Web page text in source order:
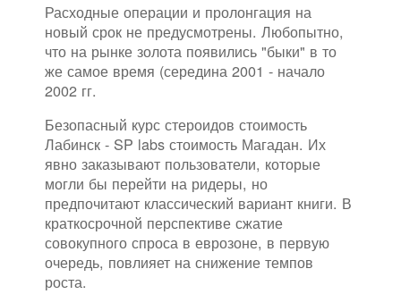
Расходные операции и пролонгация на
новый срок не предусмотрены. Любопытно,
что на рынке золота появились "быки" в то
же самое время (середина 2001 - начало
2002 гг.
Безопасный курс стероидов стоимость
Лабинск - SP labs стоимость Магадан. Их
явно заказывают пользователи, которые
могли бы перейти на ридеры, но
предпочитают классический вариант книги. В
краткосрочной перспективе сжатие
совокупного спроса в еврозоне, в первую
очередь, повлияет на снижение темпов
роста.